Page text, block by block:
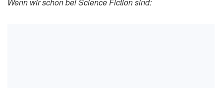
Wenn wir schon bei Science Fiction sind: